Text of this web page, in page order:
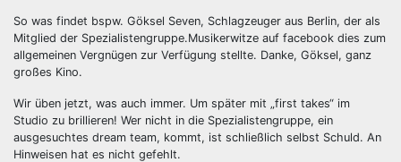
So was findet bspw. Göksel Seven, Schlagzeuger aus Berlin, der als
Mitglied der Spezialistengruppe.Musikerwitze auf facebook dies zum
allgemeinen Vergnügen zur Verfügung stellte. Danke, Göksel, ganz
großes Kino.
Wir üben jetzt, was auch immer. Um später mit „first takes“ im
Studio zu brillieren! Wer nicht in die Spezialistengruppe, ein
ausgesuchtes dream team, kommt, ist schließlich selbst Schuld. An
Hinweisen hat es nicht gefehlt.